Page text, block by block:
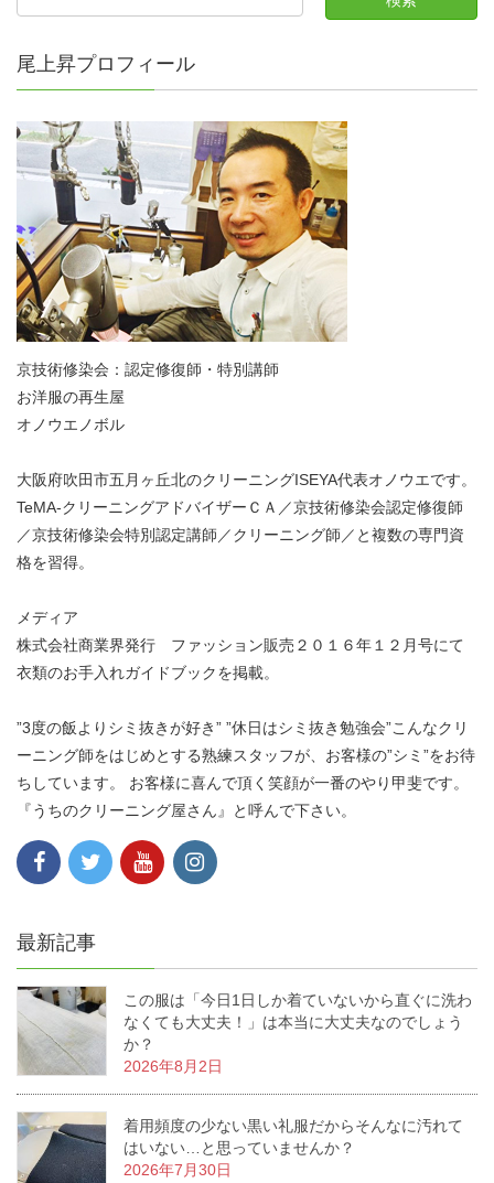
尾上昇プロフィール
京技術修染会：認定修復師・特別講師
お洋服の再生屋
オノウエノボル
大阪府吹田市五月ヶ丘北のクリーニングISEYA代表オノウエです。
TeMA-クリーニングアドバイザーＣＡ／京技術修染会認定修復師
／京技術修染会特別認定講師／クリーニング師／と複数の専門資
格を習得。
メディア
株式会社商業界発行 ファッション販売２０１６年１２月号にて
衣類のお手入れガイドブックを掲載。
”3度の飯よりシミ抜きが好き” ”休日はシミ抜き勉強会”こんなクリ
ーニング師をはじめとする熟練スタッフが、お客様の”シミ”をお待
ちしています。 お客様に喜んで頂く笑顔が一番のやり甲斐です。
『うちのクリーニング屋さん』と呼んで下さい。
最新記事
この服は「今日1日しか着ていないから直ぐに洗わ
なくても大丈夫！」は本当に大丈夫なのでしょう
か？
2026年8月2日
着用頻度の少ない黒い礼服だからそんなに汚れて
はいない…と思っていませんか？
2026年7月30日